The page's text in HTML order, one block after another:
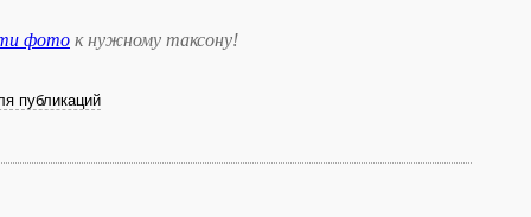
фото к нужному таксону!
публикаций